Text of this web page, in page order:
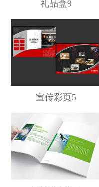
礼品盒9
宣传彩页5